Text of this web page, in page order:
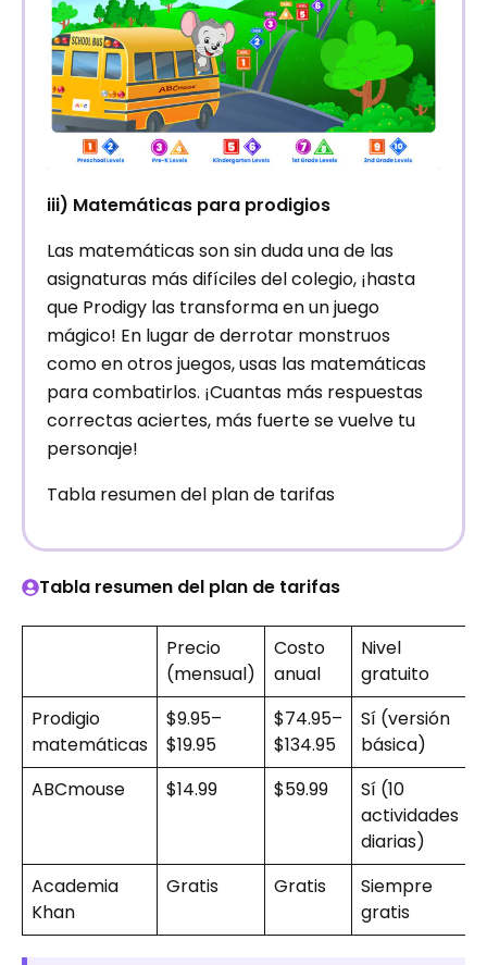
iii) Matemáticas para prodigios
Las matemáticas son sin duda una de las
asignaturas más difíciles del colegio, ¡hasta
que Prodigy las transforma en un juego
mágico! En lugar de derrotar monstruos
como en otros juegos, usas las matemáticas
para combatirlos. ¡Cuantas más respuestas
correctas aciertes, más fuerte se vuelve tu
personaje!
Tabla resumen del plan de tarifas
Tabla resumen del plan de tarifas
Precio
(mensual)
Costo
anual
Nivel
gratuito
Prodigio
matemáticas
$9.95–
$19.95
$74.95–
$134.95
Sí (versión
básica)
ABCmouse
$14.99 $59.99
Sí (10
actividades
diarias)
Academia
Khan
Gratis Gratis
Siempre
gratis